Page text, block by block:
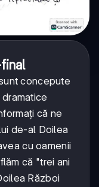
concepute
că ne
de-al Doilea
cu oamenii
că "trei ani
Război